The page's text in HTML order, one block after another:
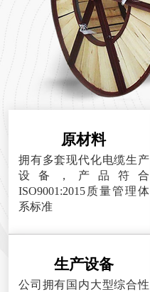
原材料
拥有多套现代化电缆生产
设备，产品符合
ISO9001:2015质量管理体
系标准
生产设备
公司拥有国内大型综合性